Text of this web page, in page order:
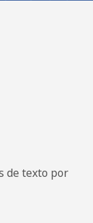
de texto por